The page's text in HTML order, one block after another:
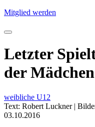
Mitglied werden
Letzter
der
weibliche U12
Text: Robert Luckner |
03.10.2016